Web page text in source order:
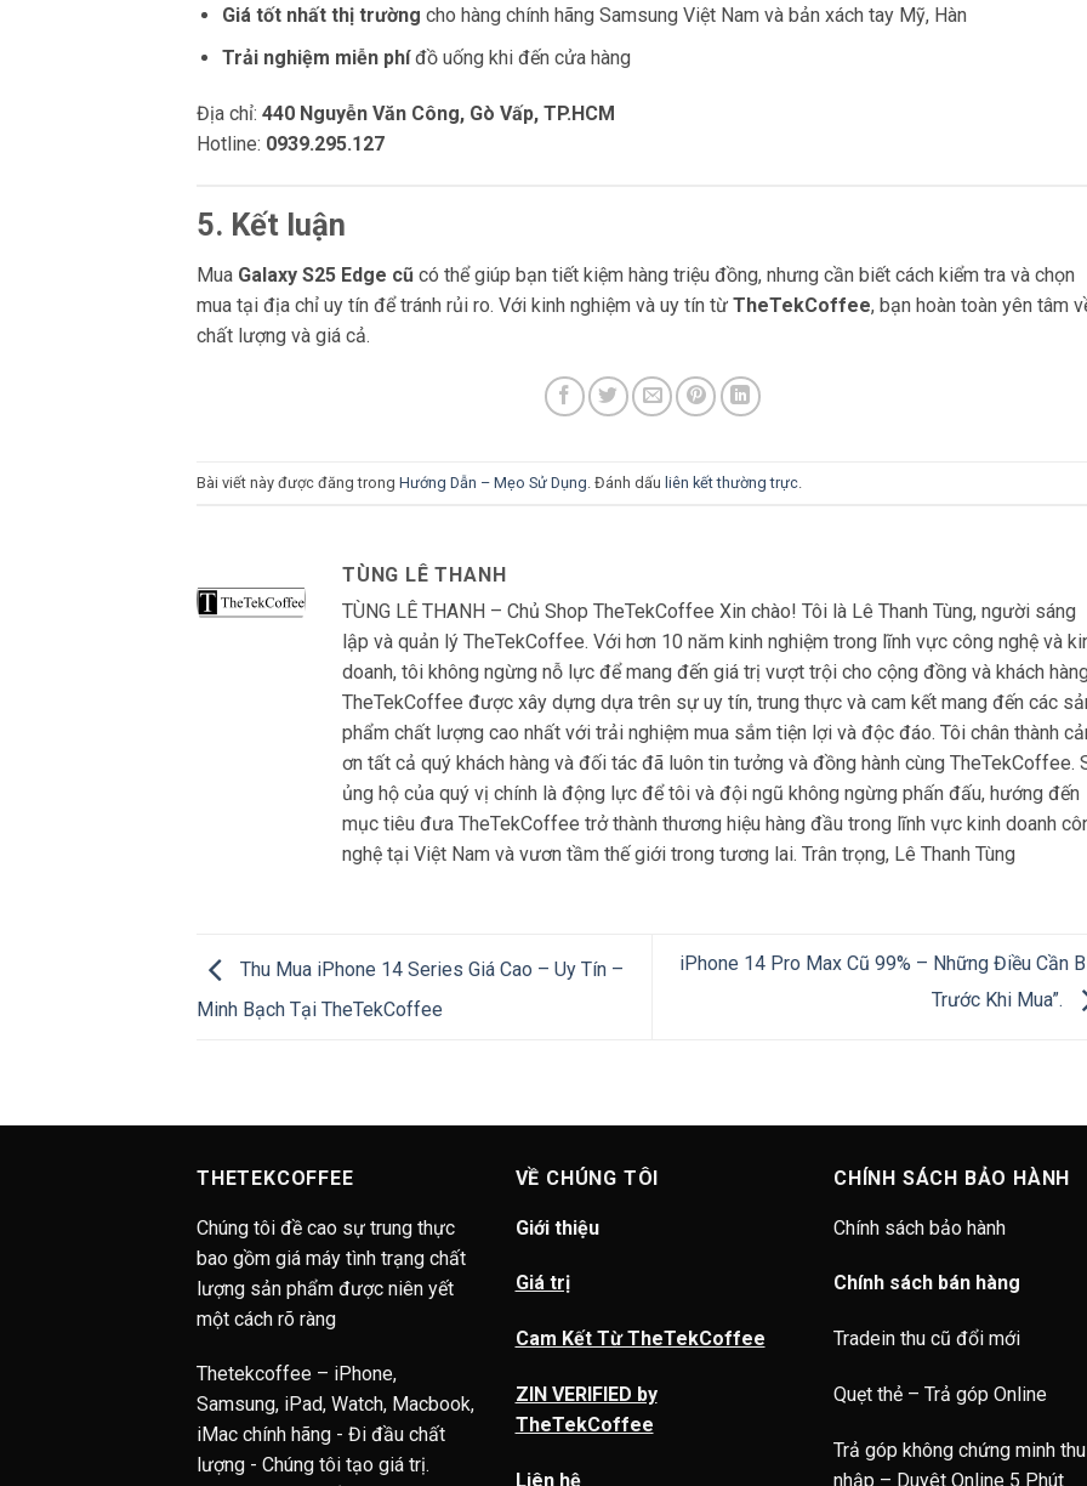
Giá tốt nhất thị trường cho hàng chính hãng Samsung Việt Nam và bản xách tay Mỹ, Hàn
Trải nghiệm miễn phíđồ uống khi đến cửa hàng
Địa chỉ: 440 Nguyễn Văn Công, Gò Vấp, TP.HCM
Hotline: 0939.295.127
5. Kết luận
Mua Galaxy S25 Edge cũ có thể giúp bạn tiết kiệm hàng triệu đồng, nhưng cần biết cách kiểm tra và chọn
mua tại địa chỉ uy tín để tránh rủi ro. Với kinh nghiệm và uy tín từ TheTekCoffee, bạn hoàn toàn yên tâm
chất lượng và giá cả.
Bài viết này được đăng trong Hướng Dẫn – Mẹo Sử Dụng . Đánh dấu liên kết thường trực
TÙNG LÊ THANH
TÙNG LÊ THANH – Chủ Shop TheTekCoffee Xin chào! Tôi là Lê Thanh Tùng, người sáng
lập và quản lý TheTekCoffee. Với hơn 10 năm kinh nghiệm trong lĩnh vực công nghệ và
doanh, tôi không ngừng nỗ lực để mang đến giá trị vượt trội cho cộng đồng và khách
TheTekCoffee được xây dựng dựa trên sự uy tín, trung thực và cam kết mang đến các
phẩm chất lượng cao nhất với trải nghiệm mua sắm tiện lợi và độc đáo. Tôi chân thành
ơn tất cả quý khách hàng và đối tác đã luôn tin tưởng và đồng hành cùng TheTekCoffee.
ủng hộ của quý vị chính là động lực để tôi và đội ngũ không ngừng phấn đấu, hướng đến
mục tiêu đưa TheTekCoffee trở thành thương hiệu hàng đầu trong lĩnh vực kinh doanh
nghệ tại Việt Nam và vươn tầm thế giới trong tương lai. Trân trọng, Lê Thanh Tùng
Thu Mua iPhone 14 Series Giá Cao – Uy Tín –
Minh Bạch Tại TheTekCoffee
iPhone 14 Pro Max Cũ 99% – Những Điều Cần
Trước Khi Mua”.
THETEKCOFFEE
Chúng tôi đề cao sự trung thực
bao gồm giá máy tình trạng chất
lượng sản phẩm được niên yết
một cách rõ ràng
Thetekcoffee – iPhone,
Samsung, iPad, Watch, Macbook,
iMac chính hãng - Đi đầu chất
lượng - Chúng tôi tạo giá trị.
VỀ CHÚNG TÔI
Giới thiệu
Giá trị
Cam Kết Từ TheTekCoffee
ZIN VERIFIED by
TheTekCoffee
Liên hệ
CHÍNH SÁCH BẢO HÀNH
Chính sách bảo hành
Chính sách bán hàng
Tradein thu cũ đổi mới
Quẹt thẻ – Trả góp Online
Trả góp không chứng minh thu
nhập – Duyêt Online 5 Phút